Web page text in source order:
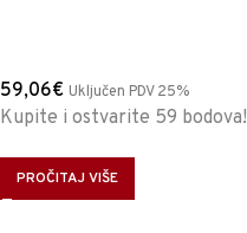
59,06€ Uključen PDV 25%
Kupite i ostvarite 59 bodova!
PROČITAJ VIŠE